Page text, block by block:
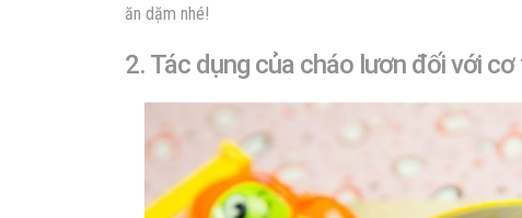
ăn dặm nhé!
2. Tác dụng của cháo lươn đối với cơ